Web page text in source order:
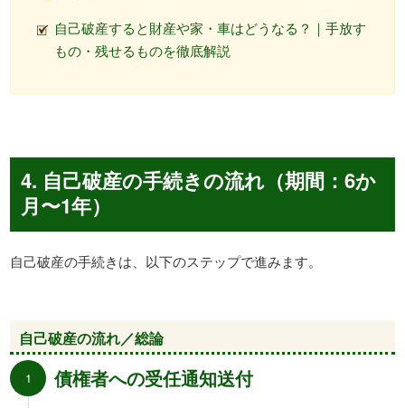
自己破産すると財産や家・車はどうなる？｜手放す
もの・残せるものを徹底解説
4. 自己破産の手続きの流れ（期間：6か
月〜1年）
自己破産の手続きは、以下のステップで進みます。
自己破産の流れ／総論
債権者への受任通知送付